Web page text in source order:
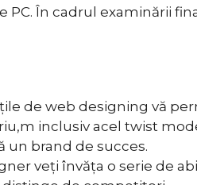
În cadrul examinării
de web designing vă
inclusiv acel twist
un brand de succes.
veți învăța o serie de